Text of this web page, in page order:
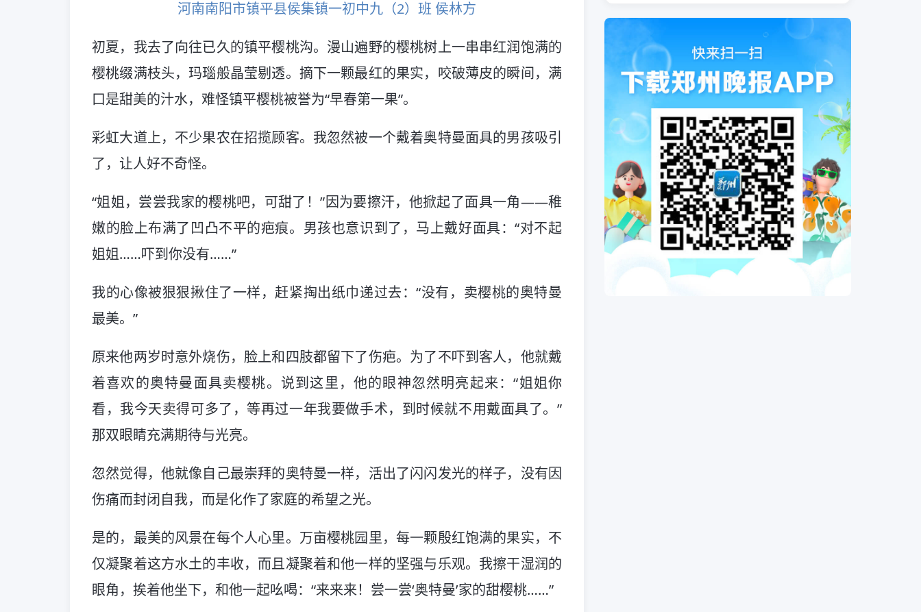
河南南阳市镇平县侯集镇一初中九（2）班 侯林方
初夏，我去了向往已久的镇平樱桃沟。漫山遍野的樱桃树上一串串红润饱满的
樱桃缀满枝头，玛瑙般晶莹剔透。摘下一颗最红的果实，咬破薄皮的瞬间，满
口是甜美的汁水，难怪镇平樱桃被誉为“早春第一果”。
彩虹大道上，不少果农在招揽顾客。我忽然被一个戴着奥特曼面具的男孩吸引
了，让人好不奇怪。
“姐姐，尝尝我家的樱桃吧，可甜了！”因为要擦汗，他掀起了面具一角——稚
嫩的脸上布满了凹凸不平的疤痕。男孩也意识到了，马上戴好面具：“对不起
姐姐……吓到你没有……”
我的心像被狠狠揪住了一样，赶紧掏出纸巾递过去：“没有，卖樱桃的奥特曼
最美。”
原来他两岁时意外烧伤，脸上和四肢都留下了伤疤。为了不吓到客人，他就戴
着喜欢的奥特曼面具卖樱桃。说到这里，他的眼神忽然明亮起来：“姐姐你
看，我今天卖得可多了，等再过一年我要做手术，到时候就不用戴面具了。”
那双眼睛充满期待与光亮。
忽然觉得，他就像自己最崇拜的奥特曼一样，活出了闪闪发光的样子，没有因
伤痛而封闭自我，而是化作了家庭的希望之光。
是的，最美的风景在每个人心里。万亩樱桃园里，每一颗殷红饱满的果实，不
仅凝聚着这方水土的丰收，而且凝聚着和他一样的坚强与乐观。我擦干湿润的
眼角，挨着他坐下，和他一起吆喝：“来来来！尝一尝‘奥特曼’家的甜樱桃……”